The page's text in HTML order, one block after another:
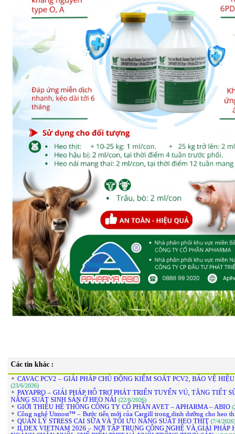
Các tin khác :
CAVAC PCV2 – GIẢI PHÁP CHỦ ĐỘNG KIỂM SOÁT PCV2, BẢO VỆ
(23/6/2026)
PAYAPRO – GIẢI PHÁP HỖ TRỢ PHÁT TRIỂN TUYẾN VÚ, TĂNG TIẾT
NĂNG SUẤT SINH SẢN Ở HEO NÁI (22/6/2026)
GIỚI THIỆU HỆ THỐNG CÔNG TY CỔ PHẦN AVET – APHARMA – ABIO
Công nghệ Utmost™ – Bước tiến mới của Cargill trong dinh dưỡng cho heo
QUẢN LÝ STRESS CAI SỮA VÀ TỐI ƯU NĂNG SUẤT HEO THỊT (7/4/2026)
ILDEX VIETNAM 2026 – NƠI TẬP TRUNG CÔNG NGHỆ VÀ GIẢI PHÁP